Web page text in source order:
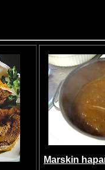
Marskin